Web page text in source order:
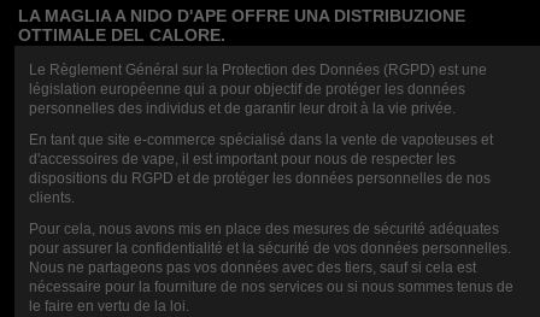
LA MAGLIA A NIDO D'APE OFFRE UNA DISTRIBUZIONE
OTTIMALE DEL CALORE.
Acquistando questa confezione di 5 resistenze RPM 3 Meshed di
Smok, si può essere certi di ottenere un prodotto di alta qualità costruito
per durare nel tempo. Le resistenze sono facili da installare e sostituire
e sono ideali sia per i principianti che per i vapers esperti.
RESISTENZE FACILI DA INSTALLARE E SOSTITUIRE.
In definitiva, se siete dei vaper alla ricerca di un'esperienza di svapo
eccezionale, la confezione da 5 resistenze RPM 3 Meshed di Smok è
una scelta obbligata. Con una struttura a nido d'ape e una durata
maggiore, queste resistenze offrono un'esperienza di svapo ricca e
Le Règlement Général sur la Protection des Données (RGPD) est une
législation européenne qui a pour objectif de protéger les données
personnelles des individus et de garantir leur droit à la vie privée.
En tant que site e-commerce spécialisé dans la vente de vapoteuses et
d'accessoires de vape, il est important pour nous de respecter les
dispositions du RGPD et de protéger les données personnelles de nos
clients.
Pour cela, nous avons mis en place des mesures de sécurité adéquates
pour assurer la confidentialité et la sécurité de vos données personnelles.
Nous ne partageons pas vos données avec des tiers, sauf si cela est
nécessaire pour la fourniture de nos services ou si nous sommes tenus de
le faire en vertu de la loi.